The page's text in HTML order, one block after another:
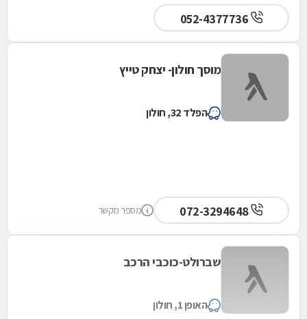
מוסך חולון- יצחק טייץ
הפלד 32, חולון
072-3294648 מספר מקשר
שברולט-כוכבי הרכב
האופן 1, חולון